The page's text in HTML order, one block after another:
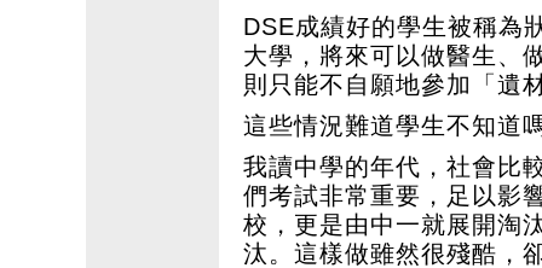
DSE成績好的學生被稱為
大學，將來可以做醫生、
則只能不自願地參加「遺
這些情況難道學生不知道
我讀中學的年代，社會比
們考試非常重要，足以影
校，更是由中一就展開淘
汰。這樣做雖然很殘酷，